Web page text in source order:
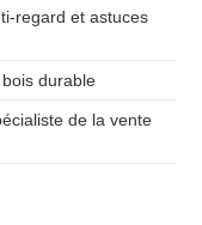
regard et astuces
durable
de la vente